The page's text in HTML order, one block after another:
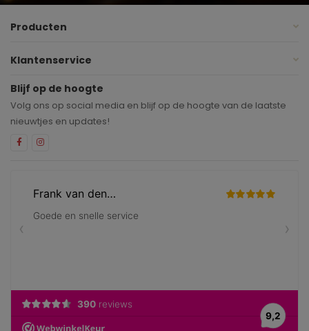
Producten
Klantenservice
Blijf op de hoogte
Volg ons op social media en blijf op de hoogte van de laatste
nieuwtjes en updates!